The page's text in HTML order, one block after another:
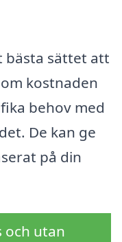
bästa sättet att
kostnaden
behov med
De kan ge
på din
och utan